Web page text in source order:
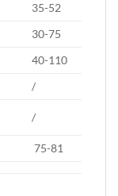
35-52
30-75
40-110
/
/
75-81